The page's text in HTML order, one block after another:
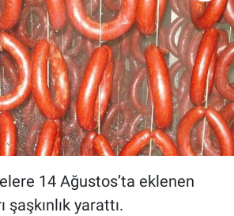
14 Ağustos’ta eklenen
yarattı.